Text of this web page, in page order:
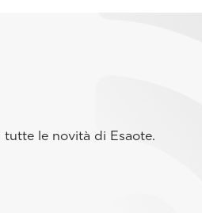
le novità di Esaote.